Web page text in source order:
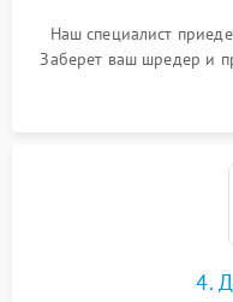
Наш специалист
Заберет ваш шредер и
4.